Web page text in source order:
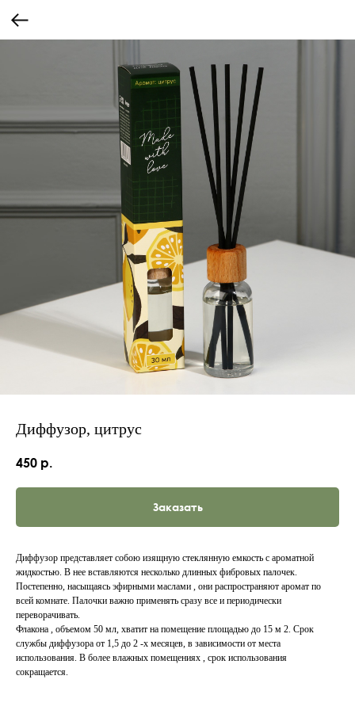
Диффузор, цитрус
450 р.
Заказать
Диффузор представляет собою изящную стеклянную емкость с ароматной
жидкостью. В нее вставляются несколько длинных фибровых палочек.
Постепенно, насыщаясь эфирными маслами , они распространяют аромат по
всей комнате. Палочки важно применять сразу все и периодически
переворачивать.
Флакона , объемом 50 мл, хватит на помещение площадью до 15 м 2. Срок
службы диффузора от 1,5 до 2 -х месяцев, в зависимости от места
использования. В более влажных помещениях , срок использования
сокращается.